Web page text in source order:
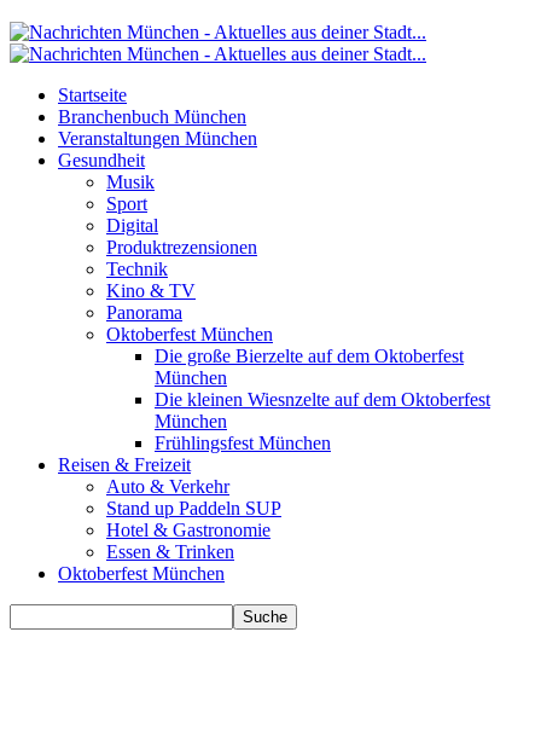
Startseite
Branchenbuch München
Veranstaltungen München
Gesundheit
Musik
Sport
Digital
Produktrezensionen
Technik
Kino & TV
Panorama
Oktoberfest München
Die große Bierzelte auf dem Oktoberfest
München
Die kleinen Wiesnzelte auf dem Oktoberfest
München
Frühlingsfest München
Reisen & Freizeit
Auto & Verkehr
Stand up Paddeln SUP
Hotel & Gastronomie
Essen & Trinken
Oktoberfest München